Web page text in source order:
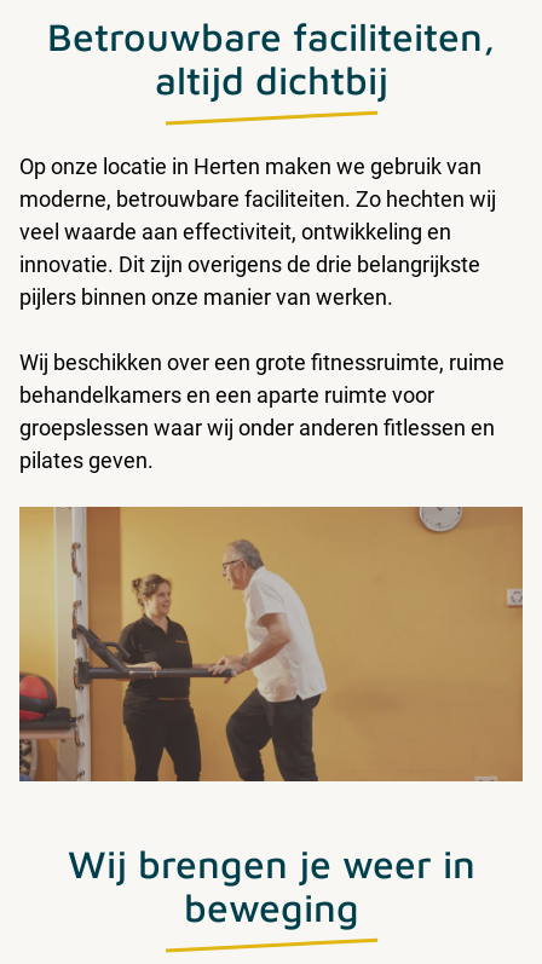
Betrouwbare faciliteiten,
altijd dichtbij
Op onze locatie in Herten maken we gebruik van
moderne, betrouwbare faciliteiten. Zo hechten wij
veel waarde aan effectiviteit, ontwikkeling en
innovatie. Dit zijn overigens de drie belangrijkste
pijlers binnen onze manier van werken.
Wij beschikken over een grote fitnessruimte, ruime
behandelkamers en een aparte ruimte voor
groepslessen waar wij onder anderen fitlessen en
pilates geven.
Wij brengen je weer in
beweging